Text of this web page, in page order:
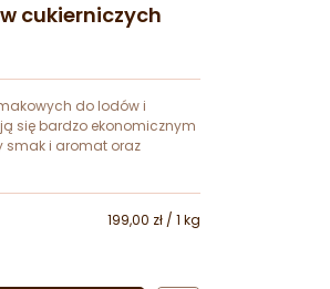
cukierniczych
do lodów i
się bardzo ekonomicznym
smak i aromat oraz
199,00 zł / 1 kg